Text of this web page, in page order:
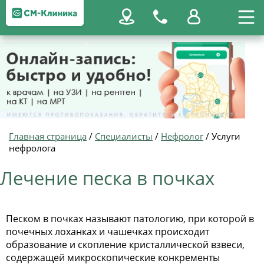
Главная страница / Специалисты / Нефролог/ Услуги
нефролога
Лечение песка в почках
Песком в почках называют патологию, при которой в
почечных лоханках и чашечках происходит
образование и скопление кристаллической взвеси,
содержащей микроскопические конкременты